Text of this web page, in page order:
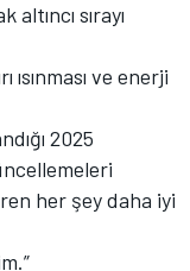
altıncı sırayı
ve enerji
2025
her şey daha iyi